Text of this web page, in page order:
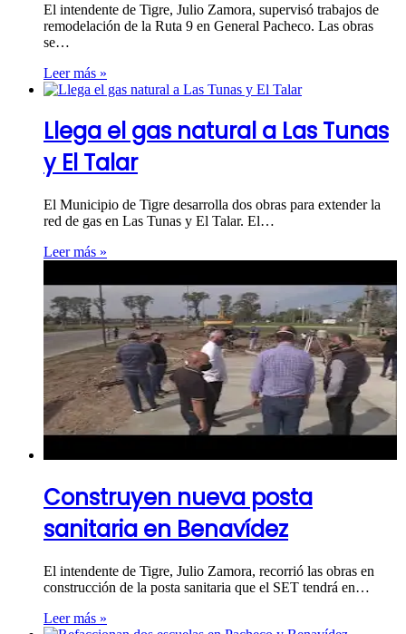
El intendente de Tigre, Julio Zamora, supervisó trabajos de
remodelación de la Ruta 9 en General Pacheco. Las obras
se…
Leer más »
Llega el gas natural a Las Tunas
y El Talar
El Municipio de Tigre desarrolla dos obras para extender la
red de gas en Las Tunas y El Talar. El…
Leer más »
Construyen nueva posta
sanitaria en Benavídez
El intendente de Tigre, Julio Zamora, recorrió las obras en
construcción de la posta sanitaria que el SET tendrá en…
Leer más »